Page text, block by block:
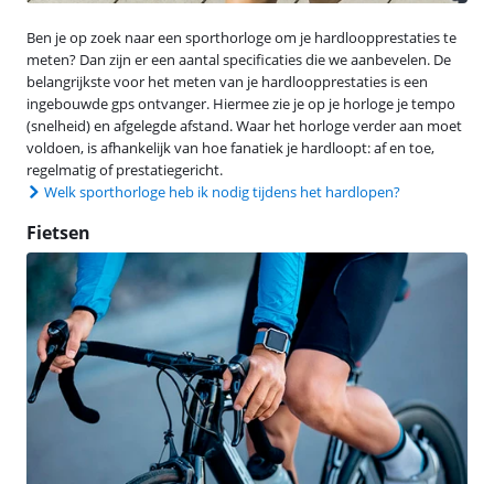
Ben je op zoek naar een sporthorloge om je hardloopprestaties te
meten? Dan zijn er een aantal specificaties die we aanbevelen. De
belangrijkste voor het meten van je hardloopprestaties is een
ingebouwde gps ontvanger. Hiermee zie je op je horloge je tempo
(snelheid) en afgelegde afstand. Waar het horloge verder aan moet
voldoen, is afhankelijk van hoe fanatiek je hardloopt: af en toe,
regelmatig of prestatiegericht.
Welk sporthorloge heb ik nodig tijdens het hardlopen?
Fietsen